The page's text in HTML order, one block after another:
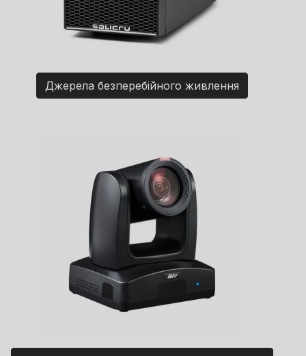
Джерела безперебійного живлення